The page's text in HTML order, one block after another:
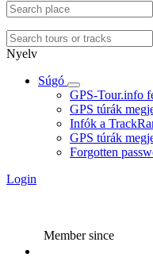
Nyelv
Súgó
GPS-Tour.info
GPS túrák
Infók a
GPS túrák
Forgotten
Login
Member since